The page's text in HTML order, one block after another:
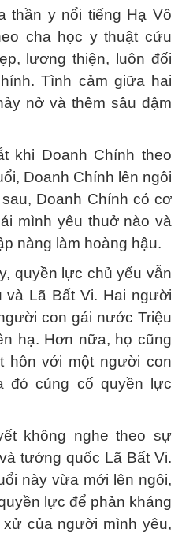
thần y nổi tiếng Hạ Vô
cha học y thuật cứu
lương thiện, luôn đối
Tình cảm giữa hai
nở và thêm sâu đậm
khi Doanh Chính theo
Doanh Chính lên ngôi
Doanh Chính có cơ
mình yêu thuở nào và
nàng làm hoàng hậu.
quyền lực chủ yếu vẫn
và Lã Bất Vi. Hai người
con gái nước Triệu
hạ. Hơn nữa, họ cũng
hôn với một người con
đó củng cố quyền lực
không nghe theo sự
tướng quốc Lã Bất Vi.
này vừa mới lên ngôi,
lực để phản kháng
của người mình yêu,